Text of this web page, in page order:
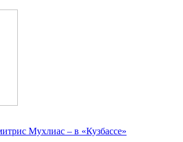
Мухлиас – в «Кузбассе»